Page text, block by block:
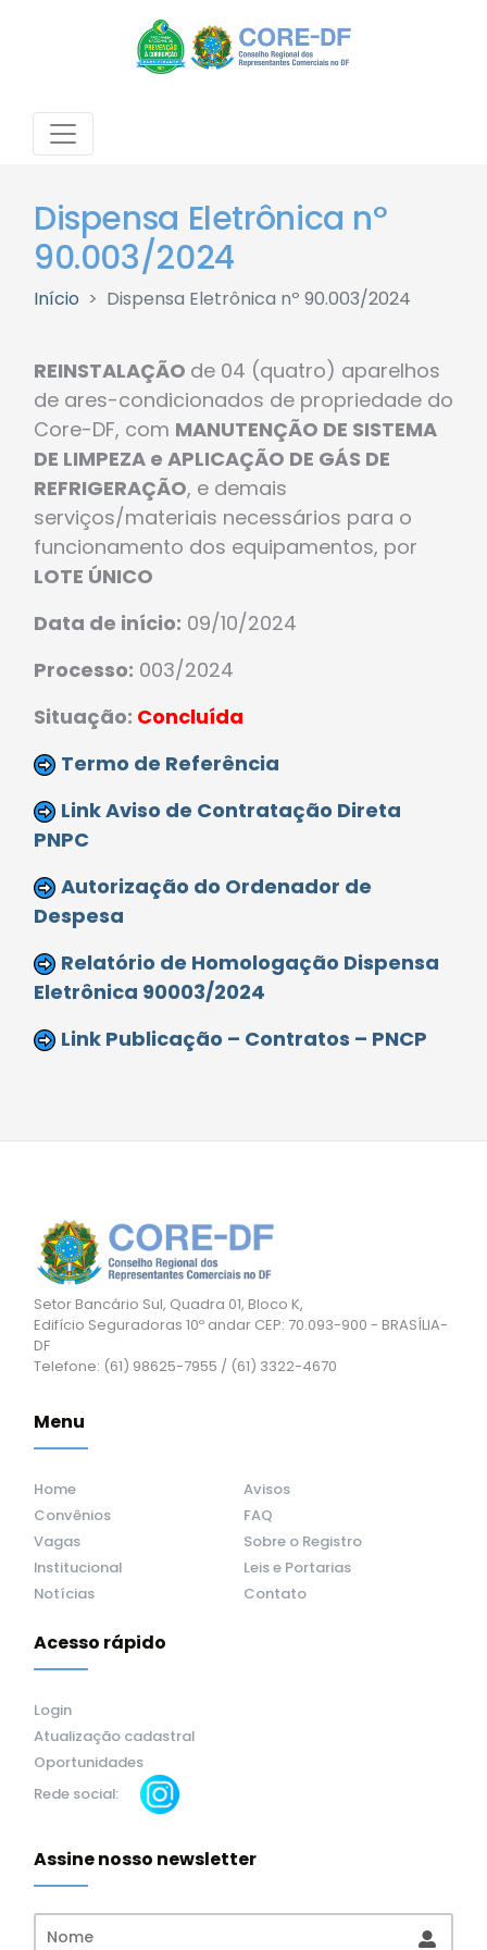
Dispensa Eletrônica nº
90.003/2024
Início Dispensa Eletrônica nº 90.003/2024
REINSTALAÇÃO de 04 (quatro) aparelhos
de ares-condicionados de propriedade do
Core-DF, com MANUTENÇÃO DE SISTEMA
DE LIMPEZA e APLICAÇÃO DE GÁS DE
REFRIGERAÇÃO, e demais
serviços/materiais necessários para o
funcionamento dos equipamentos, por
LOTE ÚNICO
Data de início: 09/10/2024
Processo: 003/2024
Situação: Concluída
Termo de Referência
Link Aviso de Contratação Direta
PNPC
Autorização do Ordenador de
Despesa
Relatório de Homologação Dispensa
Eletrônica 90003/2024
Link Publicação – Contratos – PNCP
Setor Bancário Sul, Quadra 01, Bloco K,
Edifício Seguradoras 10º andar CEP: 70.093-900 - BRASÍLIA-
DF
Telefone: (61) 98625-7955 / (61) 3322-4670
Menu
Home
Avisos
Convênios
FAQ
Vagas
Sobre o Registro
Institucional
Leis e Portarias
Notícias
Contato
Acesso rápido
Login
Atualização cadastral
Oportunidades
Rede social:
Assine nosso newsletter